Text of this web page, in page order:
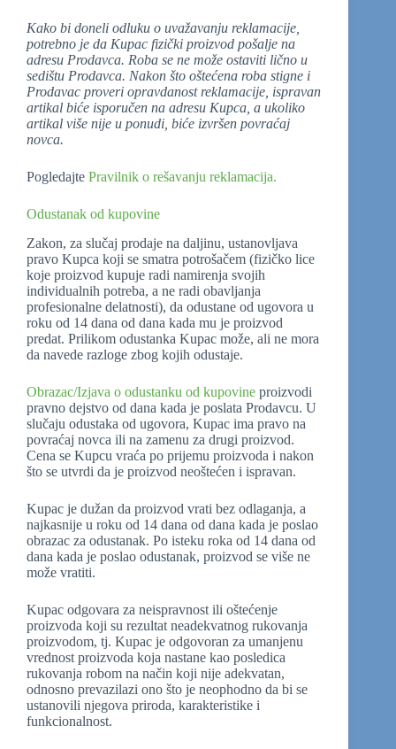
Kako bi doneli odluku o uvažavanju reklamacije,
potrebno je da Kupac fizički proizvod pošalje na
adresu Prodavca. Roba se ne može ostaviti lično u
sedištu Prodavca. Nakon što oštećena roba stigne i
Prodavac proveri opravdanost reklamacije, ispravan
artikal biće isporučen na adresu Kupca, a ukoliko
artikal više nije u ponudi, biće izvršen povraćaj
novca.
Pogledajte Pravilnik o rešavanju reklamacija.
Odustanak od kupovine
Zakon, za slučaj prodaje na daljinu, ustanovljava
pravo Kupca koji se smatra potrošačem (fizičko lice
koje proizvod kupuje radi namirenja svojih
individualnih potreba, a ne radi obavljanja
profesionalne delatnosti), da odustane od ugovora u
roku od 14 dana od dana kada mu je proizvod
predat. Prilikom odustanka Kupac može, ali ne mora
da navede razloge zbog kojih odustaje.
Obrazac/Izjava o odustanku od kupovine proizvodi
pravno dejstvo od dana kada je poslata Prodavcu. U
slučaju odustaka od ugovora, Kupac ima pravo na
povraćaj novca ili na zamenu za drugi proizvod.
Cena se Kupcu vraća po prijemu proizvoda i nakon
što se utvrdi da je proizvod neoštećen i ispravan.
Kupac je dužan da proizvod vrati bez odlaganja, a
najkasnije u roku od 14 dana od dana kada je poslao
obrazac za odustanak. Po isteku roka od 14 dana od
dana kada je poslao odustanak, proizvod se više ne
može vratiti.
Kupac odgovara za neispravnost ili oštećenje
proizvoda koji su rezultat neadekvatnog rukovanja
proizvodom, tj. Kupac je odgovoran za umanjenu
vrednost proizvoda koja nastane kao posledica
rukovanja robom na način koji nije adekvatan,
odnosno prevazilazi ono što je neophodno da bi se
ustanovili njegova priroda, karakteristike i
funkcionalnost.